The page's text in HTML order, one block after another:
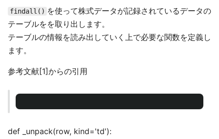
findall() を使って株式データが記録されているデータの
テーブルをを取り出します。
テーブルの情報を読み出していく上で必要な関数を定義し
ます。
参考文献[1]からの引用
def _unpack(row, kind='td'):